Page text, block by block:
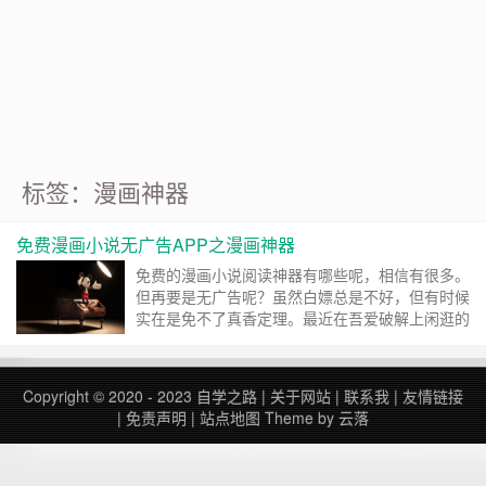
标签：漫画神器
免费漫画小说无广告APP之漫画神器
免费的漫画小说阅读神器有哪些呢，相信有很多。
但再要是无广告呢？虽然白嫖总是不好，但有时候
实在是免不了真香定理。最近在吾爱破解上闲逛的
名字，但我也不确定，因为这看起来好像是将一款
APP改造之后的再随意取名的结果。 根据帖子作
者的自述，这是一款能够全网扒漫画和小说，然后
再自己删除广告sdk的软件，所谓的纯、所谓的
净、所谓的版。而且还支持换源，即一个网站的源
Copyright © 2020 - 2023 自学之路 | 关于网站 | 联系我 | 友情链接
| 免责声明 | 站点地图 Theme by 云落